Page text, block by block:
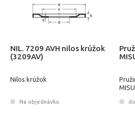
NIL. 7209 AVH nilos krúžok
(3209AV)
Nilos krúžok
Na objednávku